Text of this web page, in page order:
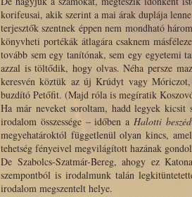
korifeusai, akik szerint a mai árak duplája
terjesztők szentnek éppen nem mondható
könyvheti portékák átlagára csaknem
tovább sem egy tanítónak, sem egy egyetemi
azzal is töltődik, hogy olvas. Néha persze
keresvén köztük az új Krúdyt vagy
buzdító Petőfit. (Majd róla is megíratik
Ha már neveket soroltam, hadd legyek kicsit
irodalom összessége – időben a Halotti beszéd
megyehatároktól függetlenül olyan kincs,
tehetség fényeivel megvilágított hazának
De Szabolcs-Szatmár-Bereg, ahogy ez
szempontból is irodalmunk talán
irodalom megszentelt helye.